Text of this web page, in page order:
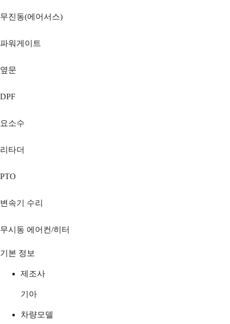
무진동(에어서스)
파워게이트
옆문
DPF
요소수
리타더
PTO
변속기 수리
무시동 에어컨/히터
기본 정보
제조사
기아
차량모델